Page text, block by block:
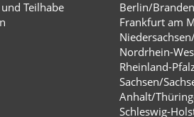
Teilhabe
Berlin/
Frankfurt am
Nordrhein-
Rheinland-
Sachsen/
Anhalt/
Schleswig-